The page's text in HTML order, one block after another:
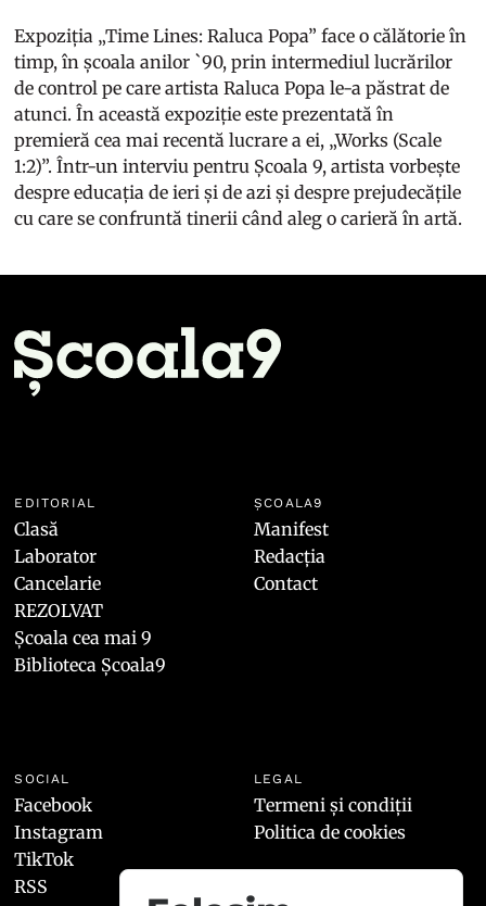
Expoziția „Time Lines: Raluca Popa” face o călătorie în
timp, în școala anilor `90, prin intermediul lucrărilor
de control pe care artista Raluca Popa le-a păstrat de
atunci. În această expoziție este prezentată în
premieră cea mai recentă lucrare a ei, „Works (Scale
1:2)”. Într-un interviu pentru Școala 9, artista vorbește
despre educația de ieri și de azi și despre prejudecățile
cu care se confruntă tinerii când aleg o carieră în artă.
EDITORIAL
Clasă
Laborator
Cancelarie
REZOLVAT
Școala cea mai 9
Biblioteca Școala9
ȘCOALA9
Manifest
Redacția
Contact
SOCIAL
Facebook
Instagram
TikTok
RSS
LEGAL
Termeni și condiții
Politica de cookies